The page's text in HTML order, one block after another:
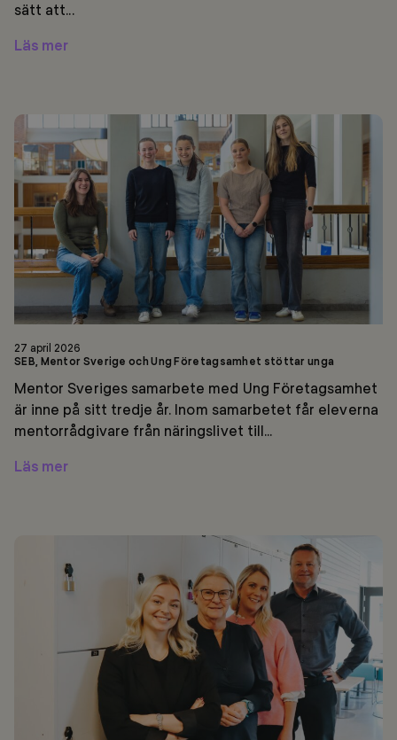
sätt att...
Läs mer
SEB,
Sverige
och
Ung
Företagsamhet
stöttar
unga
27 april 2026
SEB, Mentor Sverige och Ung Företagsamhet stöttar unga
Mentor Sveriges samarbete med Ung Företagsamhet
är inne på sitt tredje år. Inom samarbetet får eleverna
mentorrådgivare från näringslivet till...
Läs mer